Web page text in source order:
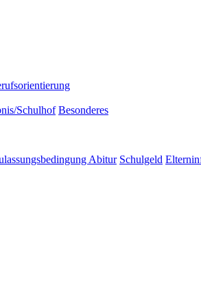
Schulhof Besonderes
Abitur Schulgeld